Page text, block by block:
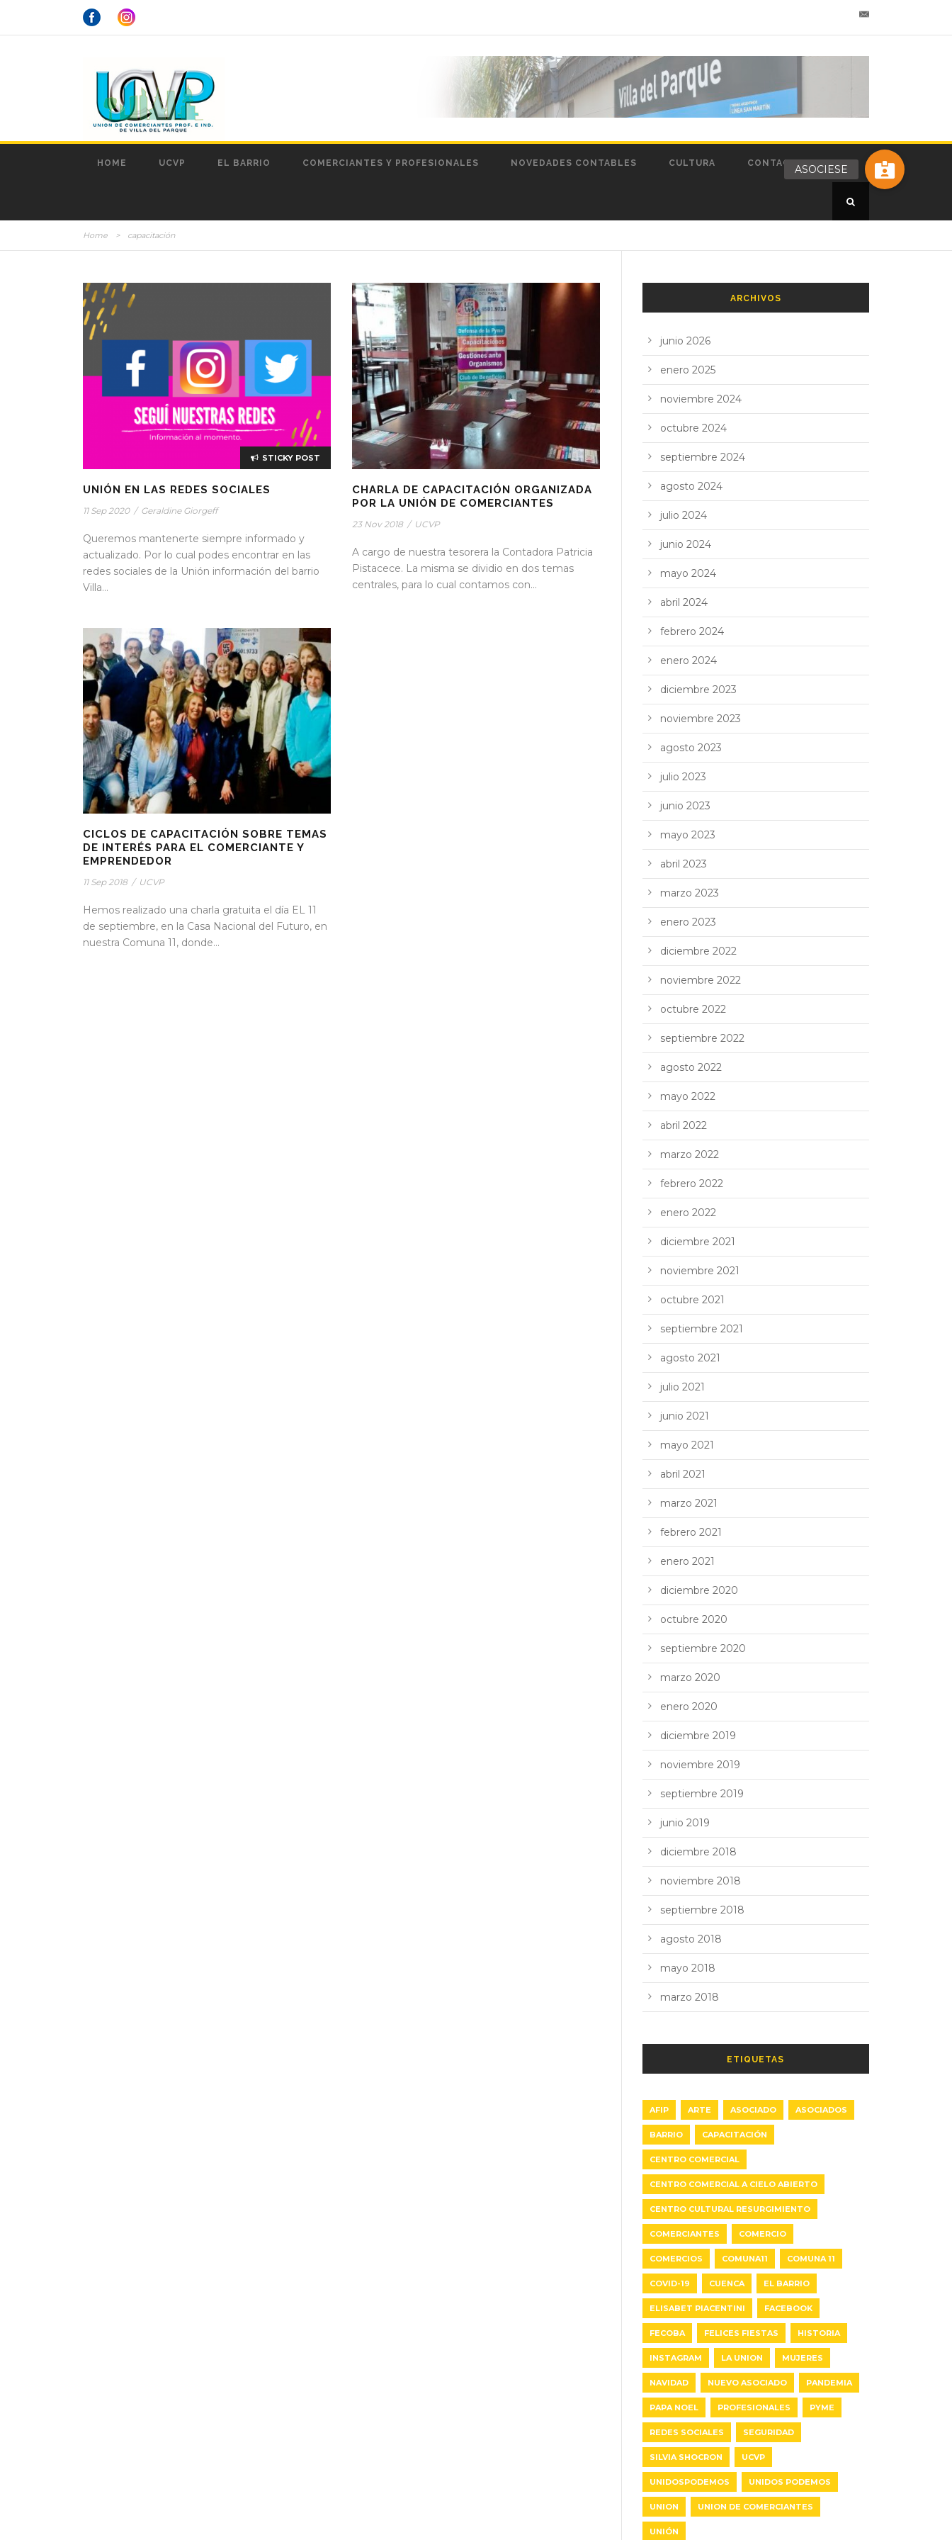
HOME UCVP EL BARRIO COMERCIANTES Y PROFESIONALES NOVEDADES CONTABLES CULTURA CONTACTOS
Home > capacitación
STICKY POST
UNIÓN EN LAS REDES SOCIALES
11 Sep 2020 / Geraldine Giorgeff
Queremos mantenerte siempre informado y
actualizado. Por lo cual podes encontrar en las
redes sociales de la Unión información del barrio
Villa...
CHARLA DE CAPACITACIÓN ORGANIZADA
POR LA UNIÓN DE COMERCIANTES
23 Nov 2018 / UCVP
A cargo de nuestra tesorera la Contadora Patricia
Pistacece. La misma se dividio en dos temas
centrales, para lo cual contamos con...
CICLOS DE CAPACITACIÓN SOBRE TEMAS
DE INTERÉS PARA EL COMERCIANTE Y
EMPRENDEDOR
11 Sep 2018 / UCVP
Hemos realizado una charla gratuita el día EL 11
de septiembre, en la Casa Nacional del Futuro, en
nuestra Comuna 11, donde...
ARCHIVOS
junio 2026
enero 2025
noviembre 2024
octubre 2024
septiembre 2024
agosto 2024
julio 2024
junio 2024
mayo 2024
abril 2024
febrero 2024
enero 2024
diciembre 2023
noviembre 2023
agosto 2023
julio 2023
junio 2023
mayo 2023
abril 2023
marzo 2023
enero 2023
diciembre 2022
noviembre 2022
octubre 2022
septiembre 2022
agosto 2022
mayo 2022
abril 2022
marzo 2022
febrero 2022
enero 2022
diciembre 2021
noviembre 2021
octubre 2021
septiembre 2021
agosto 2021
julio 2021
junio 2021
mayo 2021
abril 2021
marzo 2021
febrero 2021
enero 2021
diciembre 2020
octubre 2020
septiembre 2020
marzo 2020
enero 2020
diciembre 2019
noviembre 2019
septiembre 2019
junio 2019
diciembre 2018
noviembre 2018
septiembre 2018
agosto 2018
mayo 2018
marzo 2018
ETIQUETAS
AFIP ARTE ASOCIADO ASOCIADOS
BARRIO CAPACITACIÓN
CENTRO COMERCIAL
CENTRO COMERCIAL A CIELO ABIERTO
CENTRO CULTURAL RESURGIMIENTO
COMERCIANTES COMERCIO
COMERCIOS COMUNA11 COMUNA 11
COVID-19 CUENCA EL BARRIO
ELISABET PIACENTINI FACEBOOK
FECOBA FELICES FIESTAS HISTORIA
INSTAGRAM LA UNION MUJERES
NAVIDAD NUEVO ASOCIADO PANDEMIA
PAPA NOEL PROFESIONALES PYME
REDES SOCIALES SEGURIDAD
SILVIA SHOCRON UCVP
UNIDOSPODEMOS UNIDOS PODEMOS
UNION UNION DE COMERCIANTES
UNIÓN
ASOCIESE